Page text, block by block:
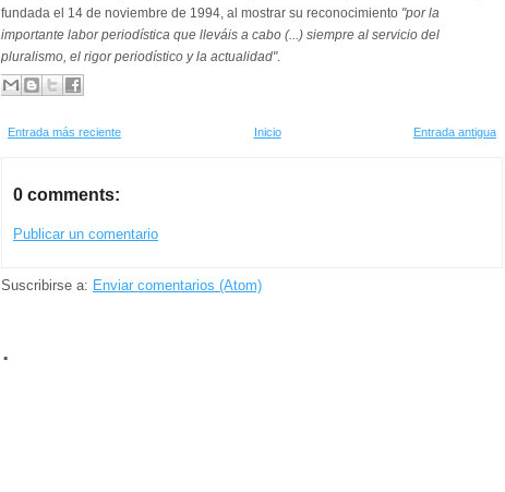
fundada el 14 de noviembre de 1994, al mostrar su reconocimiento "por la
importante labor periodística que lleváis a cabo (...) siempre al servicio del
pluralismo, el rigor periodístico y la actualidad".
Entrada más reciente Entrada antigua
Inicio
0 comments:
Publicar un comentario
Suscribirse a: Enviar comentarios (Atom)
.